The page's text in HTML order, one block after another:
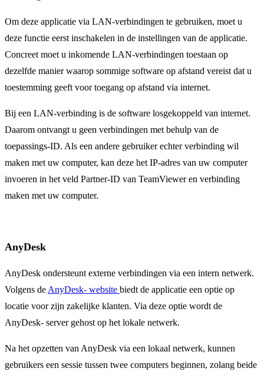
Om deze applicatie via LAN-verbindingen te gebruiken, moet u
deze functie eerst inschakelen in de instellingen van de applicatie.
Concreet moet u inkomende LAN-verbindingen toestaan op
dezelfde manier waarop sommige software op afstand vereist dat u
toestemming geeft voor toegang op afstand via internet.
Bij een LAN-verbinding is de software losgekoppeld van internet.
Daarom ontvangt u geen verbindingen met behulp van de
toepassings-ID. Als een andere gebruiker echter verbinding wil
maken met uw computer, kan deze het IP-adres van uw computer
invoeren in het veld Partner-ID van TeamViewer en verbinding
maken met uw computer.
AnyDesk
AnyDesk ondersteunt externe verbindingen via een intern netwerk.
Volgens de AnyDesk- website biedt de applicatie een optie op
locatie voor zijn zakelijke klanten. Via deze optie wordt de
AnyDesk- server gehost op het lokale netwerk.
Na het opzetten van AnyDesk via een lokaal netwerk, kunnen
gebruikers een sessie tussen twee computers beginnen, zolang beide